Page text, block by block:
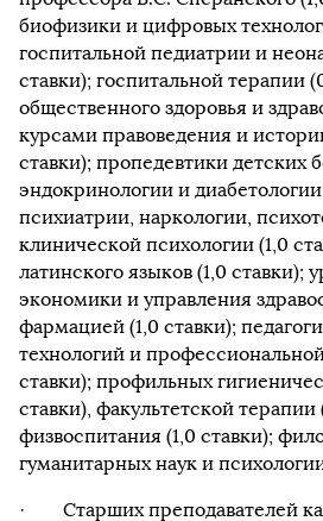
биофизики и цифровых
госпитальной педиатрии и
ставки); госпитальной терапии
общественного здоровья и
курсами правоведения и
ставки); пропедевтики детских
эндокринологии и диабетологии
психиатрии, наркологии,
клинической психологии (1,0
латинского языков (1,0 ставки);
экономики и управления
фармацией (1,0 ставки);
технологий и
ставки); профильных
ставки), факультетской терапии
физвоспитания (1,0 ставки);
гуманитарных наук и
· Старших преподавателей